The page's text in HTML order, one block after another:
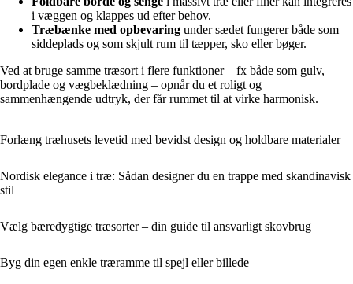
i væggen og klappes ud efter behov.
Træbænke med opbevaring under sædet fungerer både som
siddeplads og som skjult rum til tæpper, sko eller bøger.
Ved at bruge samme træsort i flere funktioner – fx både som gulv,
bordplade og vægbeklædning – opnår du et roligt og
sammenhængende udtryk, der får rummet til at virke harmonisk.
Forlæng træhusets levetid med bevidst design og holdbare materialer
Nordisk elegance i træ: Sådan designer du en trappe med skandinavisk
stil
Vælg bæredygtige træsorter – din guide til ansvarligt skovbrug
Byg din egen enkle træramme til spejl eller billede